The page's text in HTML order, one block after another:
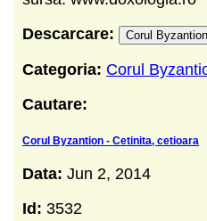
Descarcare:
Corul
Categoria: Corul
Cautare:
Corul Byzantion - Cetinita, cetioara
Data: Jun 2, 2014
Id: 3532